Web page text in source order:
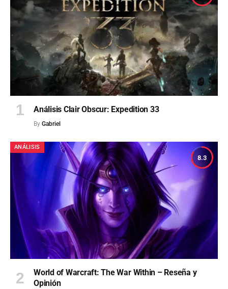
Análisis Clair Obscur: Expedition 33
By Gabriel
8.3
ANÁLISIS
World of Warcraft: The War Within – Reseña y
Opinión